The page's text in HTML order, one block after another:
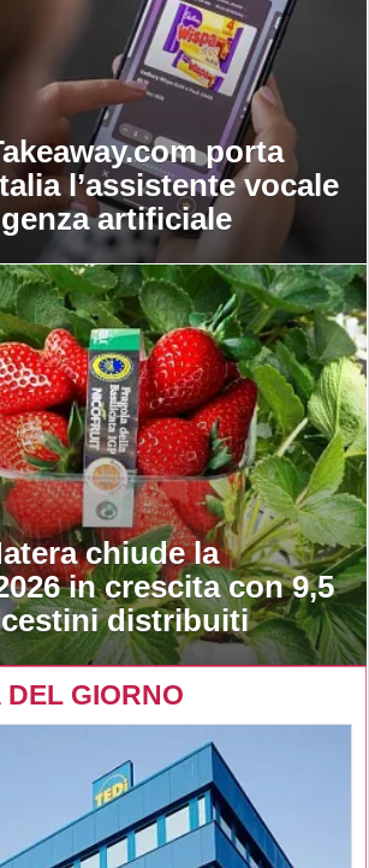
porta
l’assistente vocale
artificiale
chiude la
in crescita con 9,5
distribuiti
GIORNO